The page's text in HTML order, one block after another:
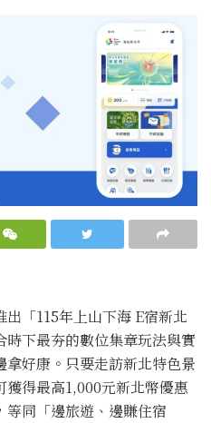
「115年上山下海 E宿新北
下最夯的數位集章玩法與實
好康。只要走訪新北特色景
得最高1,000元新北幣優惠
同「邊旅遊、邊賺住宿